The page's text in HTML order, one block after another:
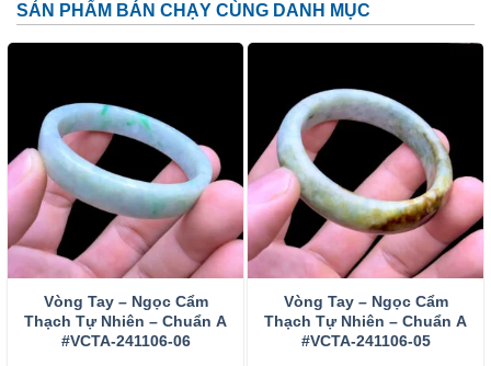
SẢN PHẨM BÁN CHẠY CÙNG DANH MỤC
Vòng Tay – Ngọc Cẩm
Thạch Tự Nhiên – Chuẩn A
#VCTA-241106-06
Vòng Tay – Ngọc Cẩm
Thạch Tự Nhiên – Chuẩn A
#VCTA-241106-05